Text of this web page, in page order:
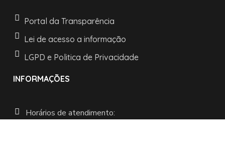
Portal da Transparência
Lei de acesso a informação
LGPD e Politica de Privacidade
INFORMAÇÕES
Horários de atendimento: